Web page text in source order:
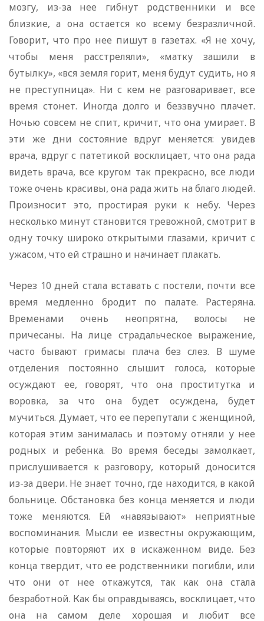
мозгу, из-за нее гибнут родственники и все
близкие, а она остается ко всему безразличной.
Говорит, что про нее пишут в газетах. «Я не хочу,
чтобы меня расстреляли», «матку зашили в
бутылку», «вся земля горит, меня будут судить, но я
не преступница». Ни с кем не разговаривает, все
время стонет. Иногда долго и беззвучно плачет.
Ночью совсем не спит, кричит, что она умирает. В
эти же дни состояние вдруг меняется: увидев
врача, вдруг с патетикой восклицает, что она рада
видеть врача, все кругом так прекрасно, все люди
тоже очень красивы, она рада жить на благо людей.
Произносит это, простирая руки к небу. Через
несколько минут становится тревожной, смотрит в
одну точку широко открытыми глазами, кричит с
ужасом, что ей страшно и начинает плакать.
Через 10 дней стала вставать с постели, почти все
время медленно бродит по палате. Растеряна.
Временами очень неопрятна, волосы не
причесаны. На лице страдальческое выражение,
часто бывают гримасы плача без слез. В шуме
отделения постоянно слышит голоса, которые
осуждают ее, говорят, что она проститутка и
воровка, за что она будет осуждена, будет
мучиться. Думает, что ее перепутали с женщиной,
которая этим занималась и поэтому отняли у нее
родных и ребенка. Во время беседы замолкает,
прислушивается к разговору, который доносится
из-за двери. Не знает точно, где находится, в какой
больнице. Обстановка без конца меняется и люди
тоже меняются. Ей «навязывают» неприятные
воспоминания. Мысли ее известны окружающим,
которые повторяют их в искаженном виде. Без
конца твердит, что ее родственники погибли, или
что они от нее откажутся, так как она стала
безработной. Как бы оправдываясь, восклицает, что
она на самом деле хорошая и любит все